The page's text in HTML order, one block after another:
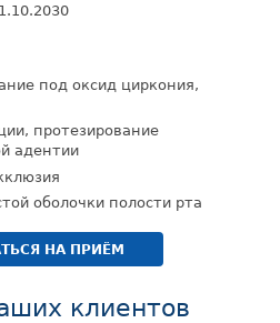
под оксид циркония,
протезирование
адентии
оболочки полости рта
НА ПРИЁМ
клиентов